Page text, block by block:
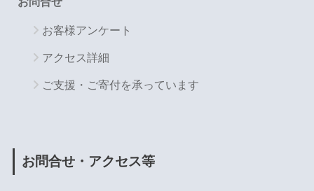
お客様アンケート
アクセス詳細
ご支援・ご寄付を承っています
お問合せ・アクセス等